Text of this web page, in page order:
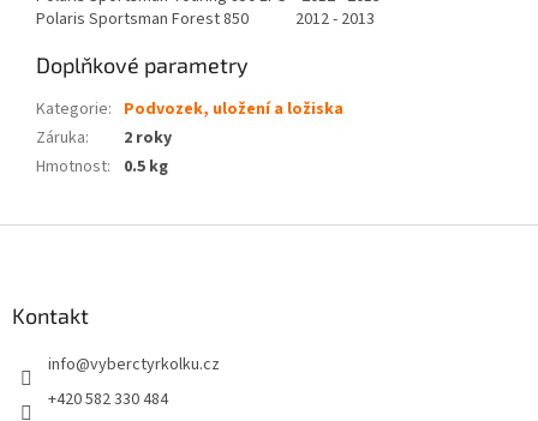
Polaris Sportsman Forest 850 2012 - 2013
Doplňkové parametry
Kategorie: Podvozek, uložení a ložiska
Záruka:
2 roky
Hmotnost: 0.5 kg
Kontakt
info@vyberctyrkolku.cz
+420 582 330 484